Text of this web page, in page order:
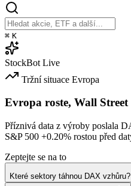
⌘ K
StockBot Live
Tržní situace Evropa
Evropa roste, Wall
Příznivá data z výroby poslala
S&P 500 +0.20% rostou před
Zeptejte se na to
Které sektory táhnou DAX vzhůru?